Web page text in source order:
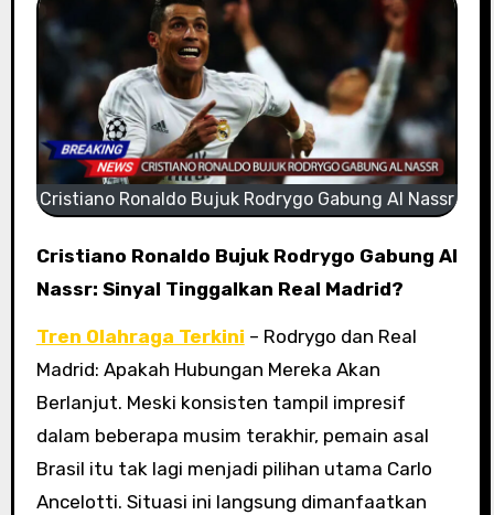
Cristiano Ronaldo Bujuk Rodrygo Gabung Al Nassr
Cristiano Ronaldo Bujuk Rodrygo Gabung Al
Nassr: Sinyal Tinggalkan Real Madrid?
Tren Olahraga Terkini – Rodrygo dan Real
Madrid: Apakah Hubungan Mereka Akan
Berlanjut. Meski konsisten tampil impresif
dalam beberapa musim terakhir, pemain asal
Brasil itu tak lagi menjadi pilihan utama Carlo
Ancelotti. Situasi ini langsung dimanfaatkan